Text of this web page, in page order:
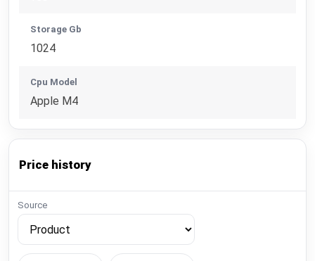
Storage Gb
1024
Cpu Model
Apple M4
Price history
Source